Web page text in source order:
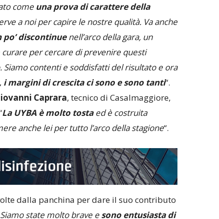
come una prova di carattere della
a noi per capire le nostre qualità. Va anche
po’ discontinuenell’arco della gara, un
per cercare di prevenire questi
contenti e soddisfatti del risultato e ora
i margini di crescita ci sono e sono tanti“.
Caprara, tecnico di Casalmaggiore,
La UYBA è molto tostaed è costruita
anche lei per tutto l’arco della stagione“.
dalla panchina per dare il suo contributo
Siamo state molto brave e sono entusiasta di